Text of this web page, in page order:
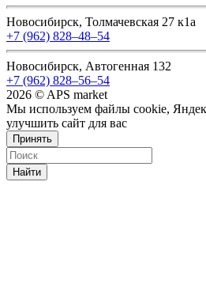
Новосибирск, Толмачевская 27 к1а
+7 (962) 828‒48‒54
Новосибирск, Автогенная 132
+7 (962) 828‒56‒54
2026 © APS market
Мы используем файлы cookie,
улучшить сайт для вас
Принять
Найти